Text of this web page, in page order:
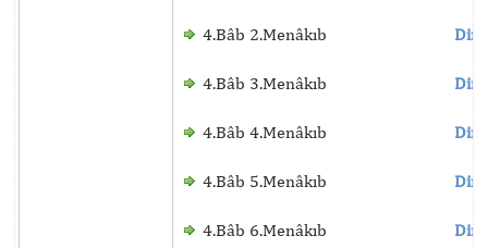
4.Bâb 2.Menâkıb
4.Bâb 3.Menâkıb
4.Bâb 4.Menâkıb
4.Bâb 5.Menâkıb
4.Bâb 6.Menâkıb